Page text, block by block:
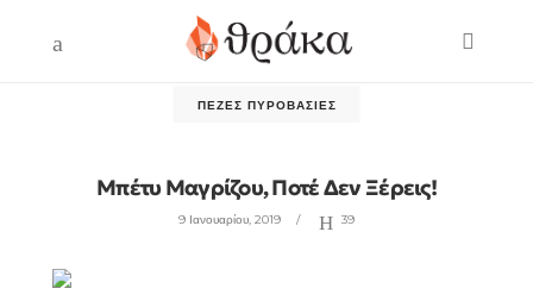
ΠΕΖΈΣ ΠΥΡΟΒΑΣΊΕΣ
Μπέτυ Μαγρίζου, Ποτέ Δεν Ξέρεις!
9 Ιανουαρίου, 2019 39